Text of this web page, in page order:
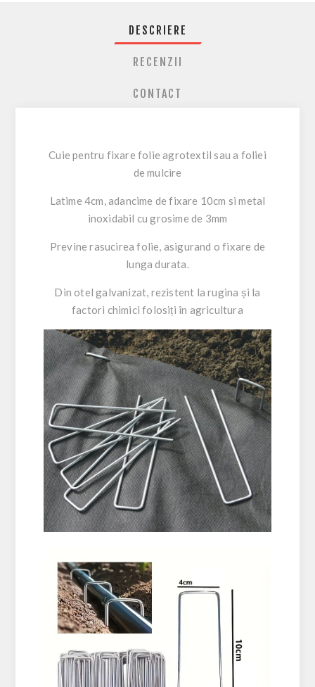
DESCRIERE
RECENZII
CONTACT
Cuie pentru fixare folie agrotextil sau a foliei
de mulcire
Latime 4cm, adancime de fixare 10cm si metal
inoxidabil cu grosime de 3mm
Previne rasucirea folie, asigurand o fixare de
lunga durata.
Din otel galvanizat, rezistent la rugina și la
factori chimici folosiți în agricultura